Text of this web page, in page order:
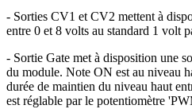
- Sorties CV1 et CV2 mettent à
entre 0 et 8 volts au standard 1 volt
- Sortie Gate met à disposition une
du module. Note ON est au niveau
durée de maintien du niveau haut
est réglable par le potentiomètre